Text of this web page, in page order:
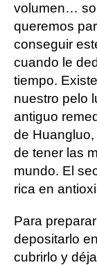
volumen…
queremos
conseguir
cuando le
tiempo.
nuestro pelo
antiguo
de
de tener las
mundo. El
rica en
Para
depositarlo
cubrirlo y